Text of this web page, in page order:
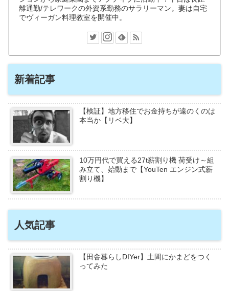
離通勤/テレワークの外資系勤務のサラリーマン。妻は自宅
でヴィーガン料理教室を開催中。
新着記事
【検証】地方移住でお金持ちが遠のくのは
本当か【リベ大】
10万円代で買える27t薪割り機 荷受け～組
み立て、始動まで【YouTen エンジン式薪
割り機】
人気記事
【田舎暮らしDIYer】土間にかまどをつく
ってみた